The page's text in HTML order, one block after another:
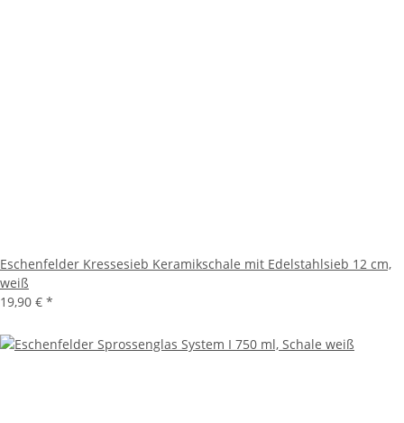
Eschenfelder Kressesieb Keramikschale mit Edelstahlsieb 12 cm,
weiß
19,90 € *